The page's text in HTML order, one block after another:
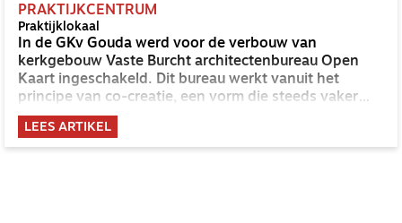
PRAKTIJKCENTRUM
Praktijklokaal
In de GKv Gouda werd voor de verbouw van
kerkgebouw Vaste Burcht architectenbureau Open
Kaart ingeschakeld. Dit bureau werkt vanuit het
principe van co-creatie, een vorm die steeds vaker
wordt toegepast bij maatschappelijke vraagstukken.
LEES ARTIKEL